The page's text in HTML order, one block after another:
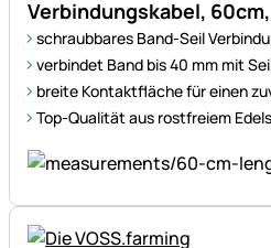
Verbindungskabel,
schraubbares Band-Seil
verbindet Band bis 40 mm mit
breite Kontaktfläche für einen
Top-Qualität aus rostfreiem